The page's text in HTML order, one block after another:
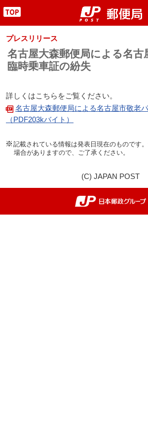
"
プレスリリース
名古屋大森郵便局による名古
臨時乗車証の紛失
詳しくはこちらをご覧ください。
名古屋大森郵便局による名古屋市敬老
（PDF203kバイト）
記載されている情報は発表日現在のものです
場合がありますので、ご了承ください。
(C) JAPAN POST